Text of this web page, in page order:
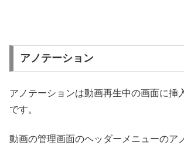
アノテーション
アノテーションは動画再生中の画面に挿
です。
動画の管理画面のヘッダーメニューのア